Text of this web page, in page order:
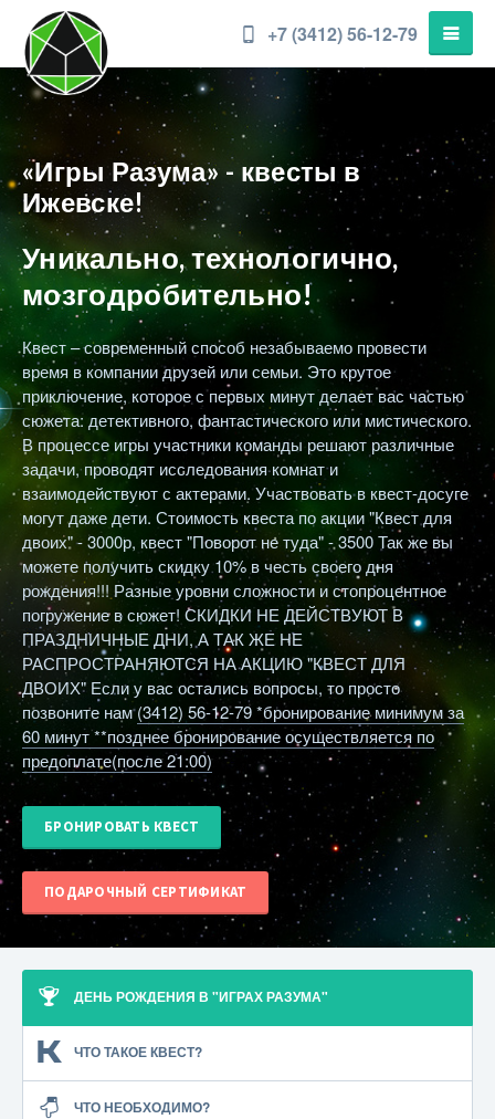
+7 (3412) 56-12-79
«Игры Разума» - квесты в
Ижевске!
Уникально, технологично,
мозгодробительно!
Квест – современный способ незабываемо провести
время в компании друзей или семьи. Это крутое
приключение, которое с первых минут делает вас частью
сюжета: детективного, фантастического или мистического.
В процессе игры участники команды решают различные
задачи, проводят исследования комнат и
взаимодействуют с актерами. Участвовать в квест-досуге
могут даже дети. Стоимость квеста по акции "Квест для
двоих" - 3000р, квест "Поворот не туда" - 3500Так же вы
можете получить скидку 10% в честь своего дня
рождения!!! Разные уровни сложности и стопроцентное
погружение в сюжет! СКИДКИ НЕ ДЕЙСТВУЮТ В
ПРАЗДНИЧНЫЕ ДНИ, А ТАК ЖЕ НЕ
РАСПРОСТРАНЯЮТСЯ НА АКЦИЮ "КВЕСТ ДЛЯ
ДВОИХ" Если у вас остались вопросы, то просто
позвоните нам(3412) 56-12-79*бронирование минимум за
60 минут**позднее бронирование осуществляется по
предоплате(после 21:00)
БРОНИРОВАТЬ КВЕСТ
ПОДАРОЧНЫЙ СЕРТИФИКАТ
ДЕНЬ РОЖДЕНИЯ В "ИГРАХ РАЗУМА"
ЧТО ТАКОЕ КВЕСТ?
ЧТО НЕОБХОДИМО?